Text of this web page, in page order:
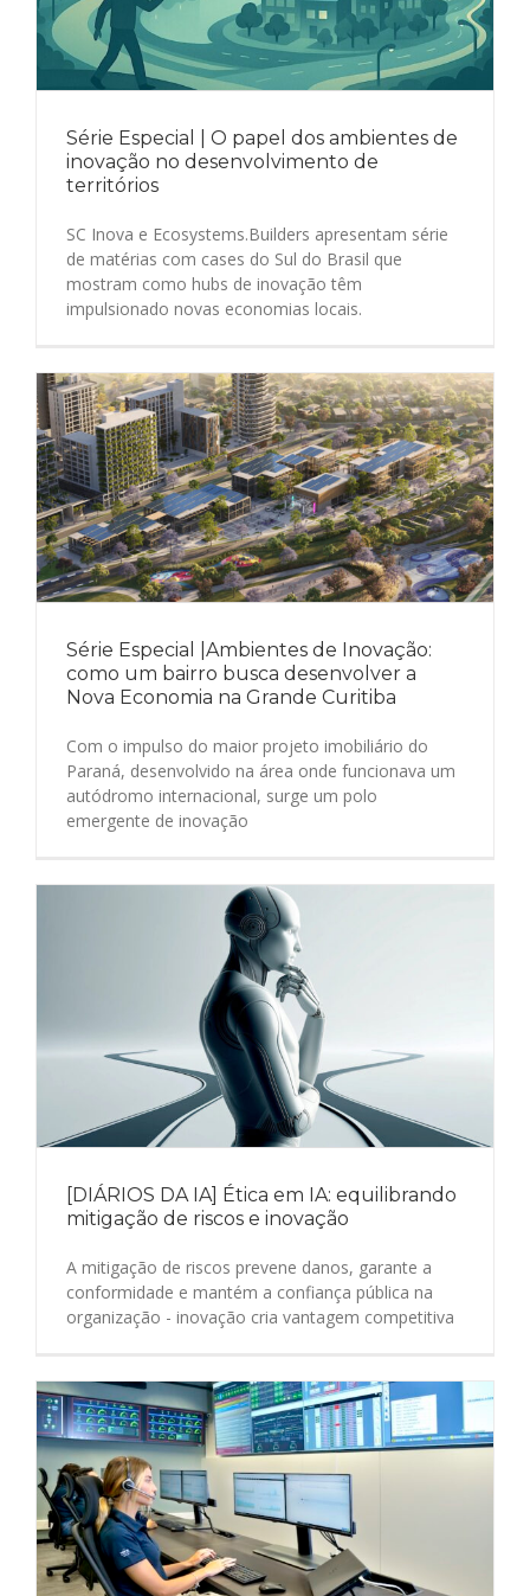
Série Especial | O papel dos ambientes de
inovação no desenvolvimento de
territórios
SC Inova e Ecosystems.Builders apresentam série
de matérias com cases do Sul do Brasil que
mostram como hubs de inovação têm
impulsionado novas economias locais.
Série Especial |Ambientes de Inovação:
como um bairro busca desenvolver a
Nova Economia na Grande Curitiba
Com o impulso do maior projeto imobiliário do
Paraná, desenvolvido na área onde funcionava um
autódromo internacional, surge um polo
emergente de inovação
[DIÁRIOS DA IA] Ética em IA: equilibrando
mitigação de riscos e inovação
A mitigação de riscos prevene danos, garante a
conformidade e mantém a confiança pública na
organização - inovação cria vantagem competitiva